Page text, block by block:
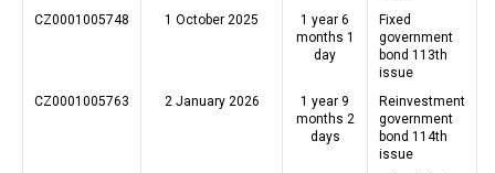
CZ0001005748
1 October 2025
1 year 6
months 1
day
Fixed
government
bond 113th
issue
CZ0001005763
2 January 2026
1 year 9
months 2
days
Reinvestment
government
bond 114th
issue